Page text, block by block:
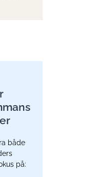
både
på: